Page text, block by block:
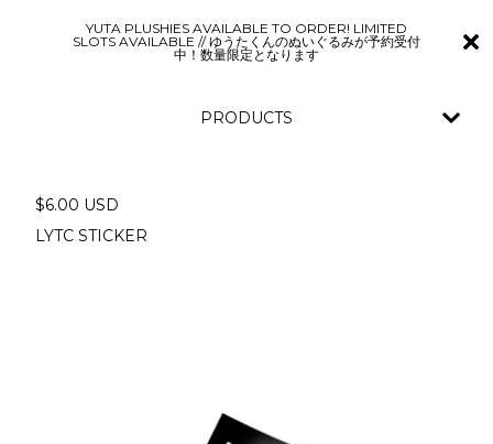
YUTA PLUSHIES AVAILABLE TO ORDER! LIMITED
SLOTS AVAILABLE // ゆうたくんのぬいぐるみが予約受付
中！数量限定となります
PRODUCTS
$6.00 USD
LYTC STICKER